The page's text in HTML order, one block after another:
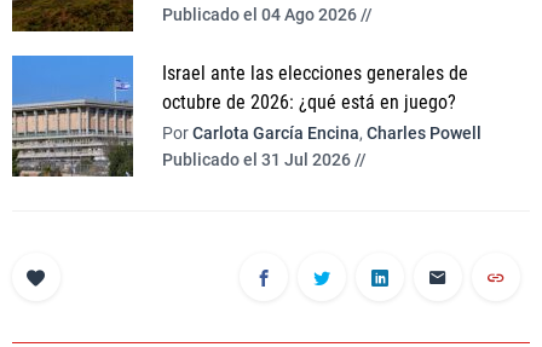
Publicado el 04 Ago 2026 //
Israel ante las elecciones generales de
octubre de 2026: ¿qué está en juego?
PorCarlota García Encina, Charles Powell
Publicado el 31 Jul 2026 //